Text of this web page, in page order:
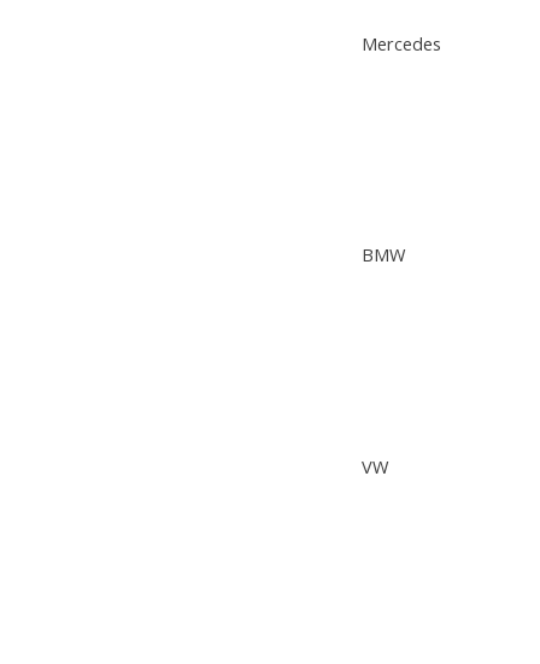
Mercedes
BMW
VW